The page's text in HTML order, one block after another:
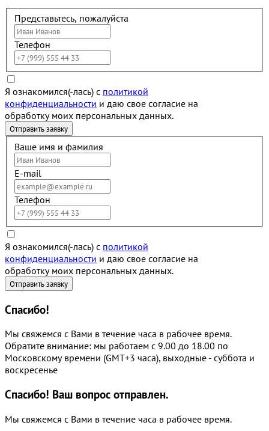
Представьтесь, пожалуйста
Телефон
Я ознакомился(-лась) с политикой
конфиденциальности и даю свое согласие на
обработку моих персональных данных.
Ваше имя и фамилия
E-mail
Телефон
Я ознакомился(-лась) с политикой
конфиденциальности и даю свое согласие на
обработку моих персональных данных.
Спасибо!
Мы свяжемся с Вами в течение часа в рабочее время.
Обратите внимание: мы работаем с 9.00 до 18.00 по
Московскому времени (GMT+3 часа), выходные - суббота и
воскресенье
Спасибо! Ваш вопрос отправлен.
Мы свяжемся с Вами в течение часа в рабочее время.